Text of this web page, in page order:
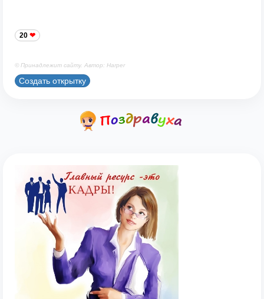
20
© Принадлежит сайту. Автор: Harper
Создать открытку